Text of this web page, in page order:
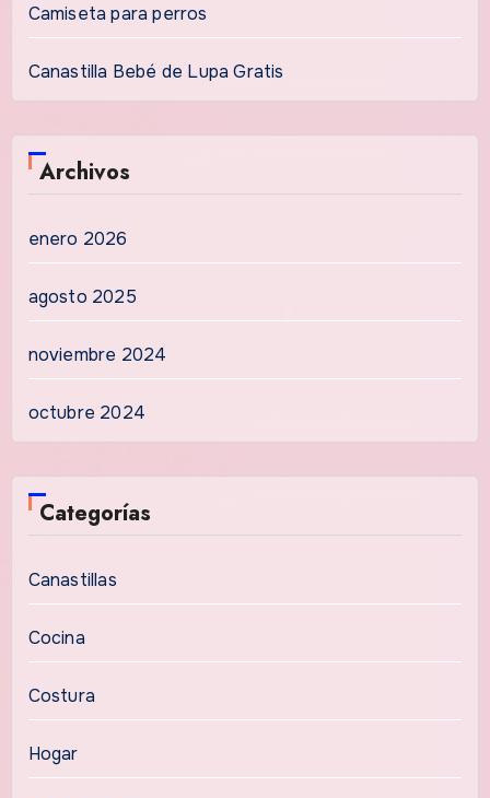
Camiseta para perros
Canastilla Bebé de Lupa Gratis
Archivos
enero 2026
agosto 2025
noviembre 2024
octubre 2024
Categorías
Canastillas
Cocina
Costura
Hogar